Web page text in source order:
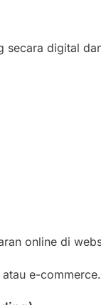
secara digital
online di
e-commerce.